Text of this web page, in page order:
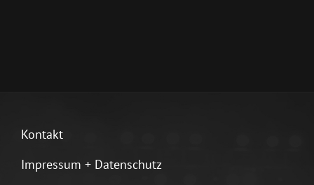
Kontakt
Impressum + Datenschutz